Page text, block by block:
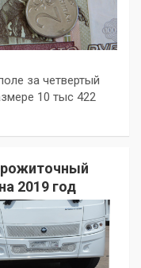
за четвертый
10 тыс 422
2019 год